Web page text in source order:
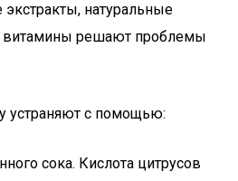
натуральные
витамины решают проблемы
устраняют с помощью:
сока. Кислота цитрусов